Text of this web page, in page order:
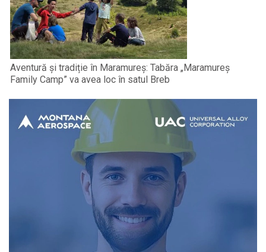
Aventură și tradiție în Maramureș: Tabăra „Maramureș
Family Camp” va avea loc în satul Breb